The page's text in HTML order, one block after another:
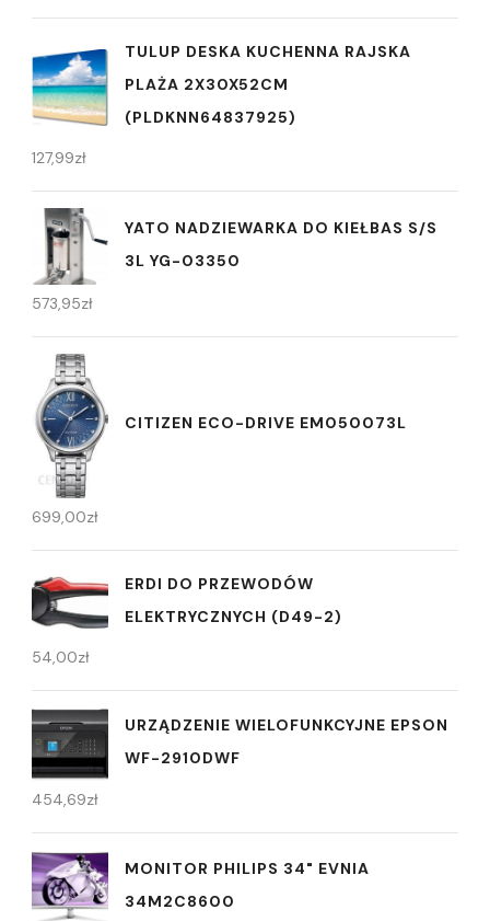
TULUP DESKA KUCHENNA RAJSKA
PLAŻA 2X30X52CM
(PLDKNN64837925)
127,99zł
YATO NADZIEWARKA DO KIEŁBAS S/S
3L YG-03350
573,95zł
CITIZEN ECO-DRIVE EM050073L
699,00zł
ERDI DO PRZEWODÓW
ELEKTRYCZNYCH (D49-2)
54,00zł
URZĄDZENIE WIELOFUNKCYJNE EPSON
WF-2910DWF
454,69zł
MONITOR PHILIPS 34" EVNIA
34M2C8600